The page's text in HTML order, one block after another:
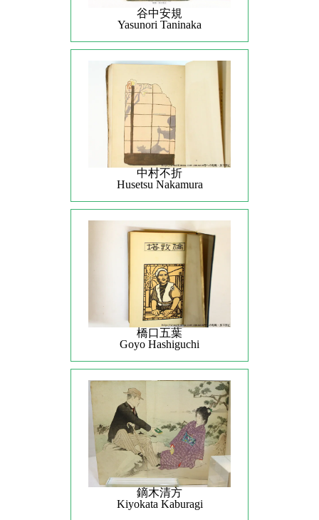
谷中安規
Yasunori Taninaka
中村不折
Husetsu Nakamura
橋口五葉
Goyo Hashiguchi
鏑木清方
Kiyokata Kaburagi